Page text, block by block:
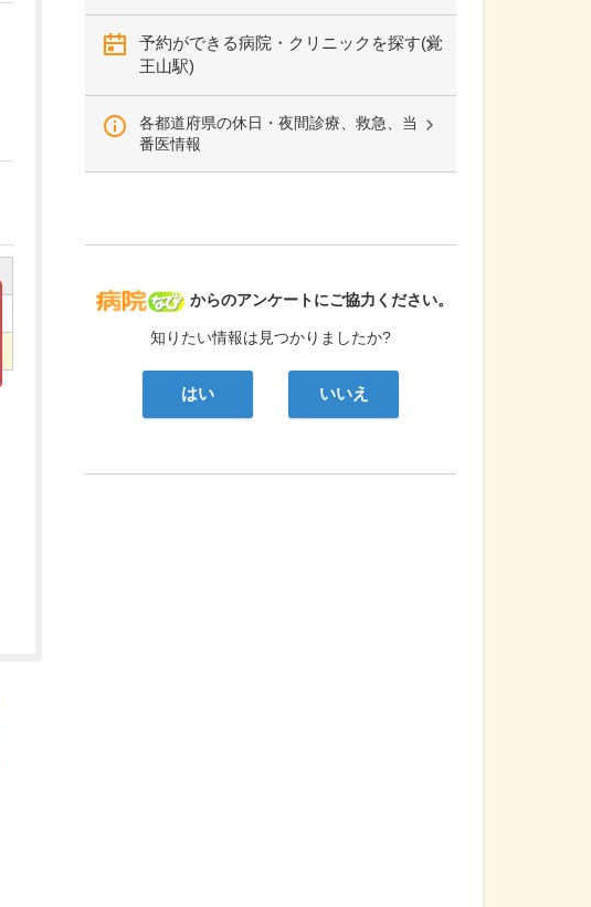
予約ができる病院・クリニックを探す(覚
王山駅)
各都道府県の休日・夜間診療、救急、当
番医情報
病院なび
からのアンケートにご協力ください。
知りたい情報は見つかりましたか?
はい いいえ